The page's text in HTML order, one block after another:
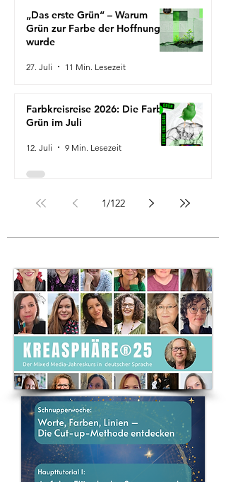
„Das erste Grün“ – Warum
Grün zur Farbe der Hoffnung
wurde
27. Juli 11 Min. Lesezeit
Farbkreisreise 2026: Die Farbe
Grün im Juli
12. Juli 9 Min. Lesezeit
1/122